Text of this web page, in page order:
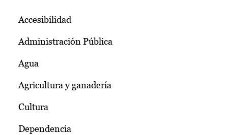
Accesibilidad
Administración Pública
Agua
Agricultura y ganadería
Cultura
Dependencia